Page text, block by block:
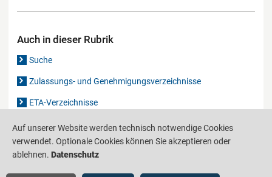
Auch in dieser Rubrik
Suche
Zulassungs- und Genehmigungsverzeichnisse
ETA-Verzeichnisse
Gutachten-Verzeichnis
Auf unserer Website werden technisch notwendige Cookies
verwendet. Optionale Cookies können Sie akzeptieren oder
ablehnen. Datenschutz